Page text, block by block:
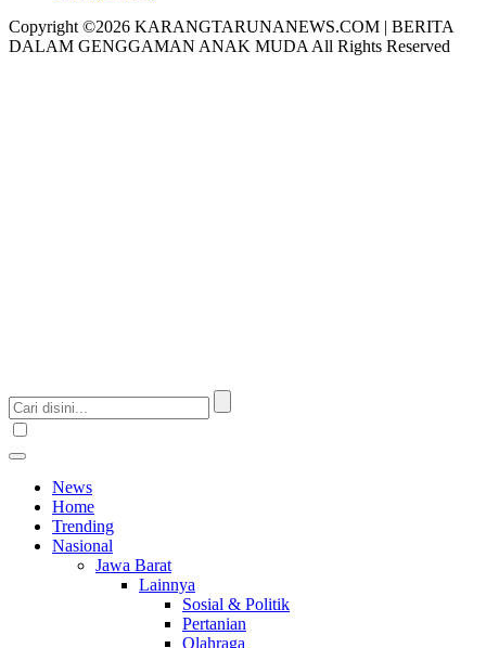
Copyright ©2026 KARANGTARUNANEWS.COM | BERITA
DALAM GENGGAMAN ANAK MUDA All Rights Reserved
News
Home
Trending
Nasional
Jawa Barat
Lainnya
Sosial & Politik
Pertanian
Olahraga